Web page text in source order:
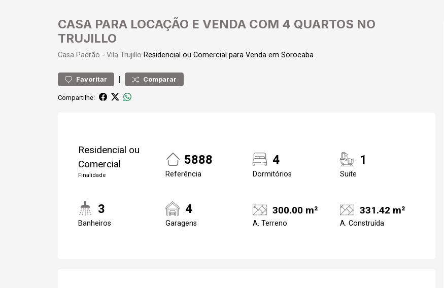
CASA PARA LOCAÇÃO E VENDA COM 4 QUARTOS NO
TRUJILLO
Casa Padrão - Vila Trujillo Residencial ou Comercial para Venda em Sorocaba
Favoritar | Comparar
Compartilhe:
Residencial ou
Comercial
Finalidade
5888
Referência
4
Dormitórios
1
Suite
3
Banheiros
4
Garagens
300.00 m²
A. Terreno
331.42 m²
A. Construída